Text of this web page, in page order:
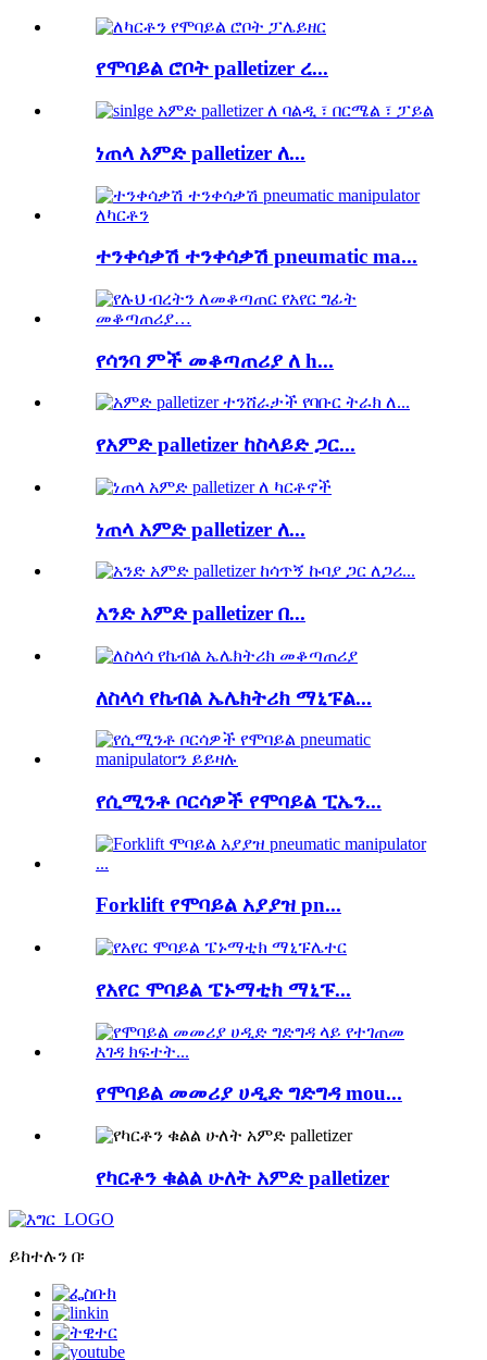
የሞባይል ሮቦት palletizer ረ...
ነጠላ አምድ palletizer ለ...
ተንቀሳቃሽ ተንቀሳቃሽ pneumatic ma...
የሳንባ ምች መቆጣጠሪያ ለ h...
የአምድ palletizer ከስላይድ ጋር...
ነጠላ አምድ palletizer ለ...
አንድ አምድ palletizer በ...
ለስላሳ የኬብል ኤሌክትሪክ ማኒፑል...
የሲሚንቶ ቦርሳዎች የሞባይል ፒኤን...
Forklift የሞባይል አያያዝ pn...
የአየር ሞባይል ፔኑማቲክ ማኒፑ...
የሞባይል መመሪያ ሀዲድ ግድግዳ mou...
የካርቶን ቁልል ሁለት አምድ palletizer
ይከተሉን በ፡